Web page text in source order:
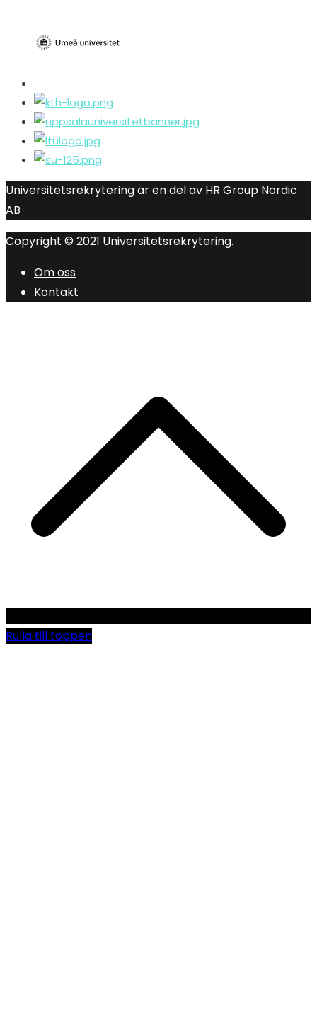
Universitetsrekrytering är en del av HR Group Nordic
AB
Copyright © 2021 Universitetsrekrytering.
Om oss
Kontakt
Rulla till toppen